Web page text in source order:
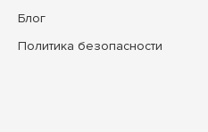
Блог
Политика безопасности